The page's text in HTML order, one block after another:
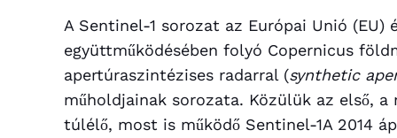
A Sentinel-1 sorozat az Európai Unió (EU)
együttműködésében folyó Copernicus
apertúraszintézises radarral (synthetic
műholdjainak sorozata. Közülük az első,
túlélő, most is működő Sentinel-1A 2014